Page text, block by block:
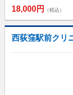
18,000円 （税込）
西荻窪駅前クリ